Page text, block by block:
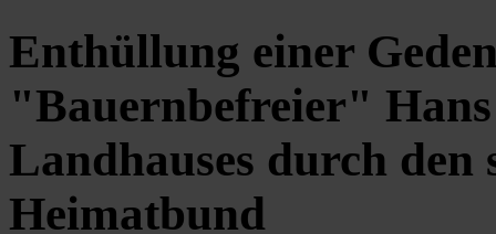
Enthüllung einer
"Bauernbefreier"
Landhauses durch den
Heimatbund